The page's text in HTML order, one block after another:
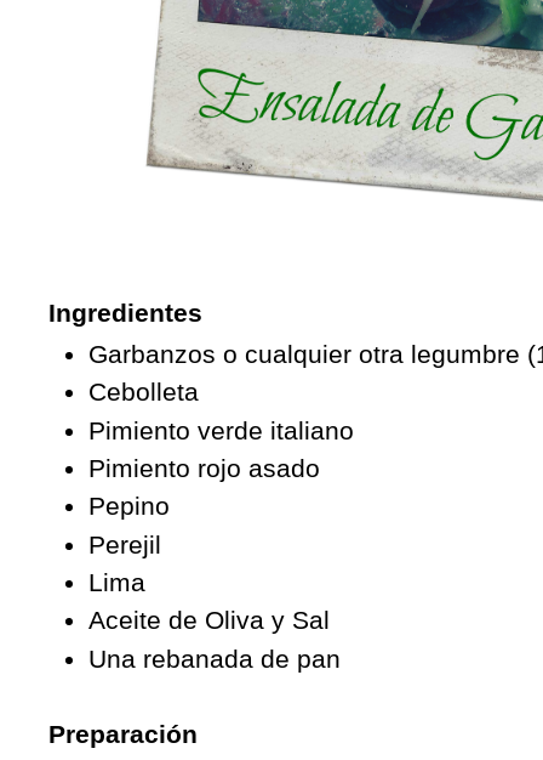
Ingredientes
Garbanzos o cualquier otra legumbre
Cebolleta
Pimiento verde italiano
Pimiento rojo asado
Pepino
Perejil
Lima
Aceite de Oliva y Sal
Una rebanada de pan
Preparación